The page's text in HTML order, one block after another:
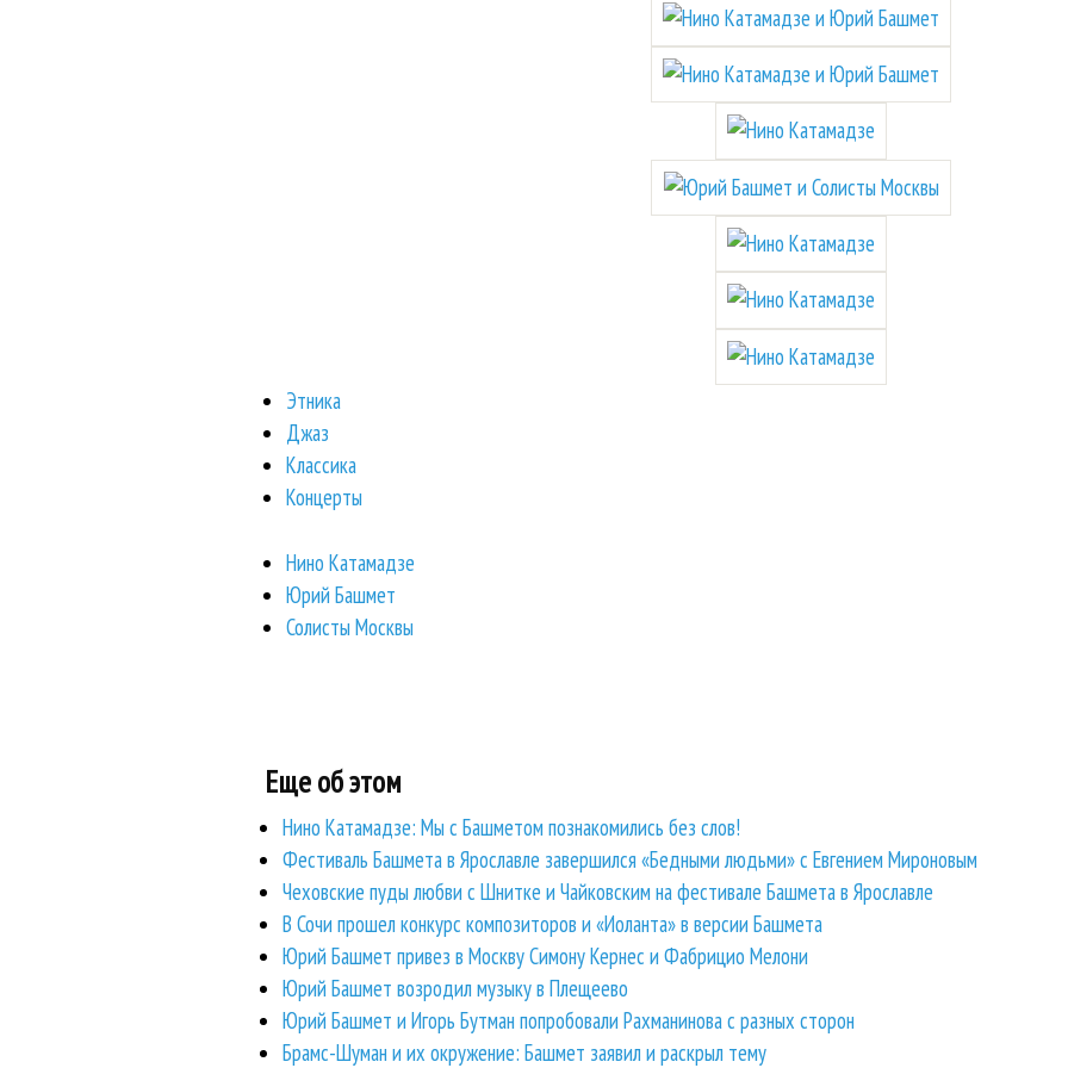
Этника
Джаз
Классика
Концерты
Нино Катамадзе
Юрий Башмет
Солисты Москвы
Еще об этом
Нино Катамадзе: Мы с Башметом познакомились без слов!
Фестиваль Башмета в Ярославле завершился «Бедными людьми» с Евгением Мироновым
Чеховские пуды любви с Шнитке и Чайковским на фестивале Башмета в Ярославле
В Сочи прошел конкурс композиторов и «Иоланта» в версии Башмета
Юрий Башмет привез в Москву Симону Кернес и Фабрицио Мелони
Юрий Башмет возродил музыку в Плещеево
Юрий Башмет и Игорь Бутман попробовали Рахманинова с разных сторон
Брамс-Шуман и их окружение: Башмет заявил и раскрыл тему